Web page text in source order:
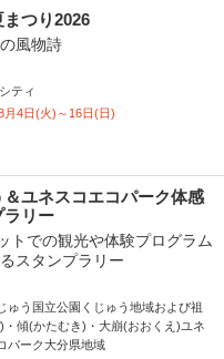
まつり2026
風物詩
ティ
月4日(火)～16日(日)
＆ユネスコエコパーク体感
ラリー
トでの観光や体験プログラム
スタンプラリー
ゅう国立公園くじゅう地域および祖
・傾(かたむき)・大崩(おおくえ)ユネ
パーク大分県地域